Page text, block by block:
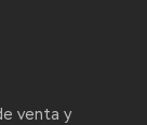
venta y